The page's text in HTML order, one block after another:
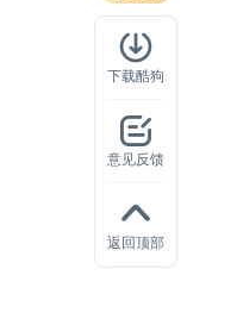
下载酷狗
意见反馈
返回顶部